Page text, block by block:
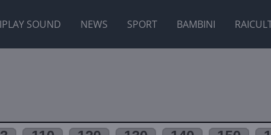
SOUND NEWS SPORT BAMBINI